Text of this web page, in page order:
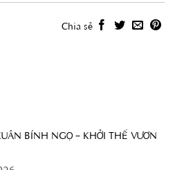
Chia sẻ
BÍNH NGỌ – KHỞI THẾ VƯƠN